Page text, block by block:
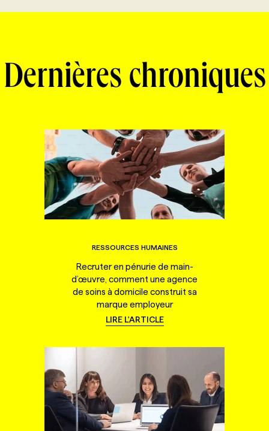
Dernières chroniques
RESSOURCES HUMAINES
Recruter en pénurie de main-
d’œuvre, comment une agence
de soins à domicile construit sa
marque employeur
LIRE L'ARTICLE